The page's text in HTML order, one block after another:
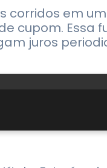
corridos em
cupom. Essa
juros